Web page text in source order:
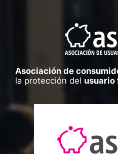
Asociación de
la protección del usuario